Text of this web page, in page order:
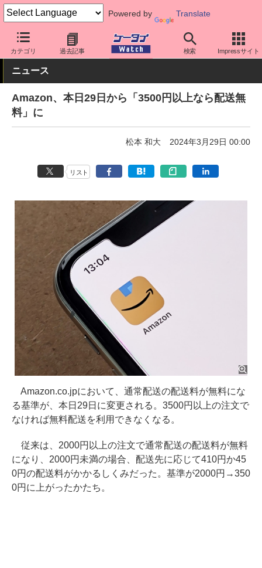
Powered by Translate
カテゴリ 過去記事 検索 Impressサイト
ケータイ Watch アプリ・サービス 決済/金融
ニュース
Amazon、本日29日から「3500円以上なら配送無
料」に
松本 和大 2024年3月29日 00:00
リスト
Amazon.co.jpにおいて、通常配送の配送料が無料にな
る基準が、本日29日に変更される。3500円以上の注文で
なければ無料配送を利用できなくなる。
従来は、2000円以上の注文で通常配送の配送料が無料
になり、2000円未満の場合、配送先に応じて410円か45
0円の配送料がかかるしくみだった。基準が2000円→350
0円に上がったかたち。